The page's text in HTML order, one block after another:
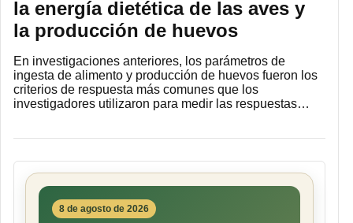
la energía dietética de las aves y
la producción de huevos
En investigaciones anteriores, los parámetros de
ingesta de alimento y producción de huevos fueron los
criterios de respuesta más comunes que los
investigadores utilizaron para medir las respuestas…
8 de agosto de 2026